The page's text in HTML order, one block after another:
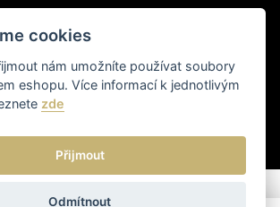
PLATBA
s.r.o. Vytvořilo INIZIO Internet Media s.r.o.|
nastavení cookies
cookies
nám umožníte používat soubory
informací k jednotlivým
zde
Přijmout
Odmítnout